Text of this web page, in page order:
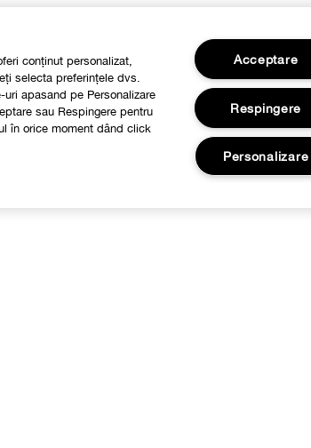
conținut personalizat,
selecta preferințele dvs.
apasand pe Personalizare
sau Respingere pentru
în orice moment dând click
Acceptare
Respingere
Personalizare